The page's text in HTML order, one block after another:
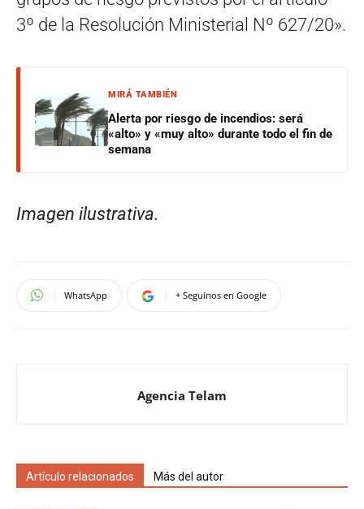
3º de la Resolución Ministerial Nº 627/20».
MIRÁ TAMBIÉN
Alerta por riesgo de incendios: será
«alto» y «muy alto» durante todo el fin de
semana
Imagen ilustrativa.
WhatsApp + Seguinos en Google
Agencia Telam
Artículo relacionados Más del autor